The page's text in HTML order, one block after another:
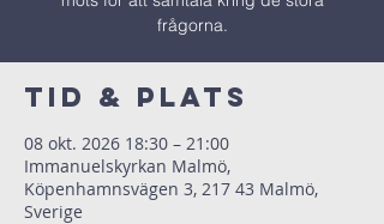
frågorna.
Tid & Plats
08 okt. 2026 18:30 – 21:00
Immanuelskyrkan Malmö,
Köpenhamnsvägen 3, 217 43 Malmö,
Sverige